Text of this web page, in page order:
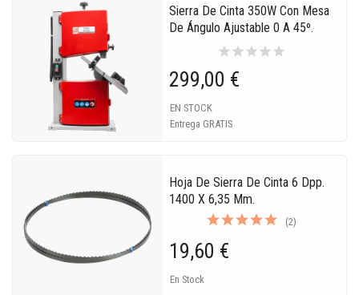
Sierra De Cinta 350W Con Mesa
De Ángulo Ajustable 0 A 45º.
starstarstarstarstar
299,00 €
EN STOCK
Entrega GRATIS
Hoja De Sierra De Cinta 6 Dpp.
1400 X 6,35 Mm.
(2)
19,60 €
En Stock